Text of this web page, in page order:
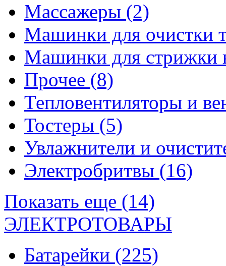
Массажеры (2)
Машинки для очистки
Машинки для стрижки
Прочее (8)
Тепловентиляторы и
Тостеры (5)
Увлажнители и
Электробритвы (16)
Показать еще (14)
ЭЛЕКТРОТОВАРЫ
Батарейки (225)